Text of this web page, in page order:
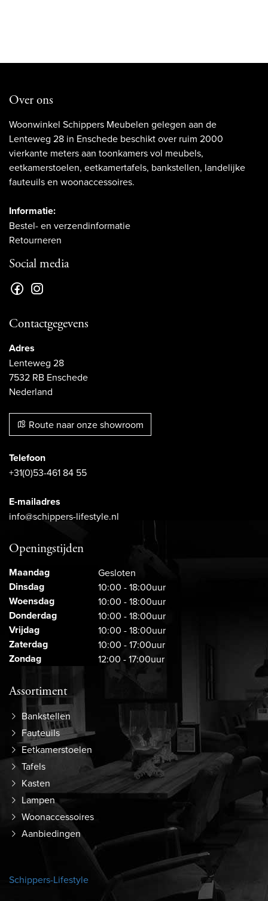
Over ons
Woonwinkel Schippers Meubelen gelegen aan de
Lenteweg 28 in Enschede beschikt over ruim 2000
vierkante meters aan toonkamers vol meubels,
eetkamerstoelen, eetkamertafels, bankstellen, landelijke
fauteuils en woonaccessoires.
Informatie:
Bestel- en verzendinformatie
Retourneren
Social media
Contactgegevens
Adres
Lenteweg 28
7532 RB Enschede
Nederland
Route naar onze showroom
Telefoon
+31(0)53-461 84 55
E-mailadres
info@schippers-lifestyle.nl
Openingstijden
Maandag Gesloten
Dinsdag 10:00 - 18:00uur
Woensdag 10:00 - 18:00uur
Donderdag 10:00 - 18:00uur
Vrijdag 10:00 - 18:00uur
Zaterdag 10:00 - 17:00uur
Zondag 12:00 - 17:00uur
Assortiment
Bankstellen
Fauteuils
Eetkamerstoelen
Tafels
Kasten
Lampen
Woonaccessoires
Aanbiedingen
Schippers-Lifestyle